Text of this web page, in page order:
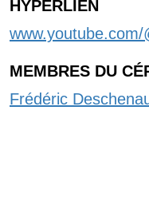
HYPERLIEN
MEMBRES DU
Frédéric